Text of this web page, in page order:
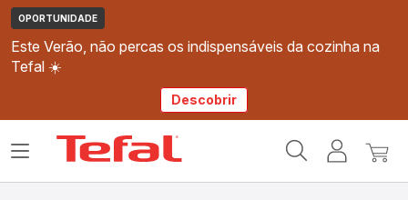
OPORTUNIDADE
Este Verão, não percas os indispensáveis da cozinha na
Tefal ☀️
Descobrir
Tefal
O
Abrir